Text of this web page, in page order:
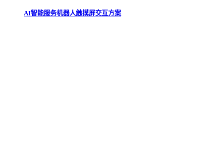
AI智能服务机器人触摸屏交互方案